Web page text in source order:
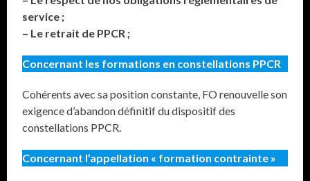
service ;
– Le retrait de PPCR ;
Concernant les formations en constellations PPCR
Cohérents avec sa position constante, FO renouvelle son
exigence d’abandon définitif du dispositif des
constellations PPCR.
Concernant l’appellation « formation contrainte »